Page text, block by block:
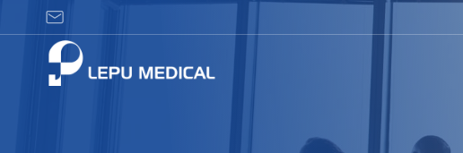
معلومات
عنا